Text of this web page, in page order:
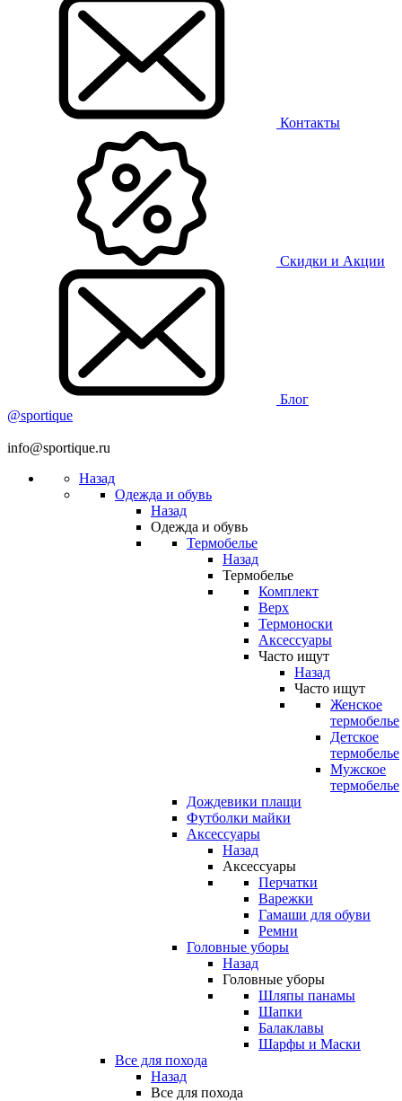
Контакты
Скидки и Акции
Блог
@sportique
info@sportique.ru
Назад
Одежда и обувь
Назад
Одежда и обувь
Термобелье
Назад
Термобелье
Комплект
Верх
Термоноски
Аксессуары
Часто ищут
Назад
Часто ищут
Женское
термобелье
Детское
термобелье
Мужское
термобелье
Дождевики плащи
Футболки майки
Аксессуары
Назад
Аксессуары
Перчатки
Варежки
Гамаши для обуви
Ремни
Головные уборы
Назад
Головные уборы
Шляпы панамы
Шапки
Балаклавы
Шарфы и Маски
Все для похода
Назад
Все для похода